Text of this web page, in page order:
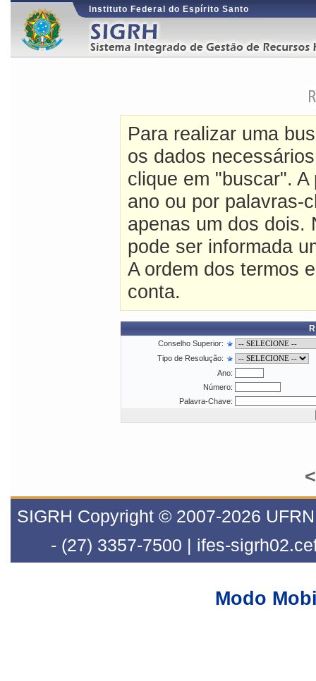
Instituto Federal do Espírito Santo
Para realizar uma
os dados
clique em "buscar".
ano ou por palavras-
apenas um dos dois.
pode ser informada
A ordem dos termos
conta.
Conselho Superior:
Tipo de Resolução:
Ano:
Número:
Palavra-Chave:
SIGRH Copyright © 2007-2026
- (27) 3357-7500 | ifes-
Modo